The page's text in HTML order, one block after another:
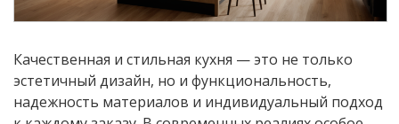
Качественная и стильная кухня — это не только
эстетичный дизайн, но и функциональность,
надежность материалов и индивидуальный подход